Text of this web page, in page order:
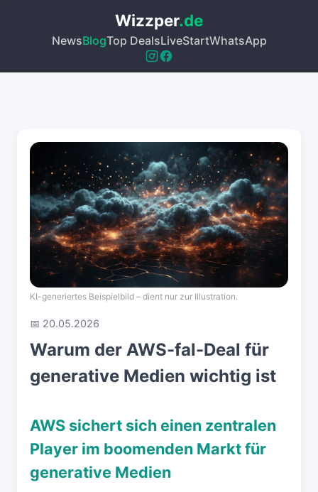
Wizzper.de
NewsBlogTop DealsLiveStartWhatsApp
KI-generiertes Beispielbild – dient nur zur Illustration.
📅 20.05.2026
Warum der AWS-fal-Deal für
generative Medien wichtig ist
AWS sichert sich einen zentralen
Player im boomenden Markt für
generative Medien